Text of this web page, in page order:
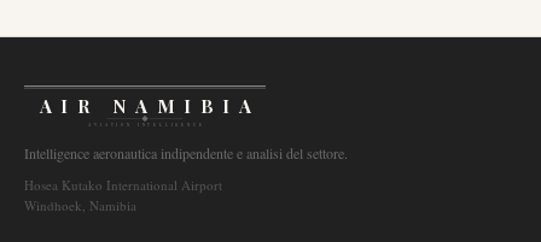
AIR NAMIBIA
AVIATION INTELLIGENCE
Intelligence aeronautica indipendente e analisi del settore.
Hosea Kutako International Airport
Windhoek, Namibia